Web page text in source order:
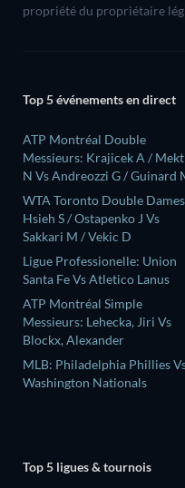
propriété du propriétaire
Top 5 événements en direct
ATP Montréal Double
Messieurs: Krajicek A /
N Vs Andreozzi G / Guinard
WTA Toronto Double
Hsieh S / Ostapenko J Vs
Sakkari M / Vekic D
Ligue Professionelle: Union
Santa Fe Vs Atletico Lanus
ATP Montréal Simple
Messieurs: Lehecka, Jiri Vs
Blockx, Alexander
MLB: Philadelphia Phillies
Washington Nationals
Top 5 ligues & tournois